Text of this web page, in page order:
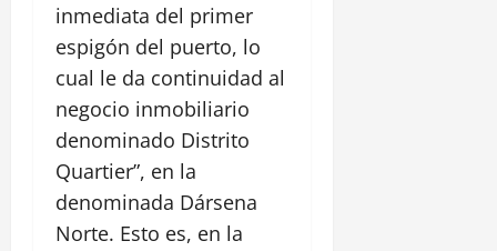
inmediata del primer
espigón del puerto, lo
cual le da continuidad al
negocio inmobiliario
denominado Distrito
Quartier”, en la
denominada Dársena
Norte. Esto es, en la